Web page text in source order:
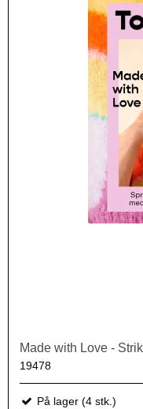
Made with Love -
19478
På lager (4 stk.)